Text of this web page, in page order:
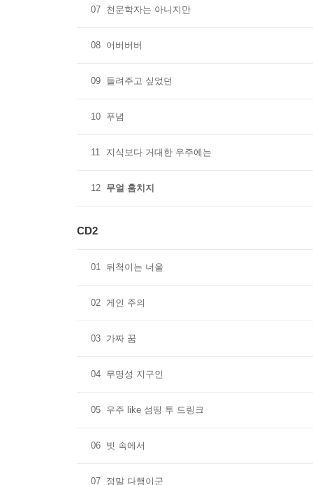
07 천문학자는 아니지만
08 어버버버
09 들려주고 싶었던
10 푸념
11 지식보다 거대한 우주에는
12 무얼 훔치지
CD2
01 뒤척이는 너울
02 게인 주의
03 가짜 꿈
04 무명성 지구인
05 우주 like 섬띵 투 드링크
06 빗 속에서
07 정말 다행이군